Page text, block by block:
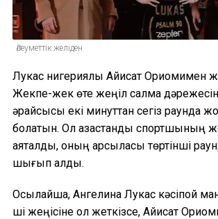
Әлеуметтік желіден
Лукас нигериялық Айисат Ориомимен
Жекпе-жек өте жеңіл салмақ
әрқайсысы екі минуттан сегіз раундқа
болатын. Ол қазақстандық спортшының
аяқталды, оның қарсыласы төртінші
шығып қалды.
Осылайша, Ангелина Лукас кәсіпқой
ші жеңісіне қол жеткізсе, Айисат